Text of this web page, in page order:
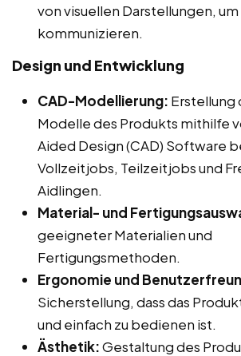
von visuellen Darstellungen,
kommunizieren.
Design und Entwicklung
CAD-Modellierung: Erstellung
Modelle des Produkts mithilfe
Aided Design (CAD) Software
Vollzeitjobs, Teilzeitjobs und
Aidlingen.
Material- und
geeigneter Materialien und
Fertigungsmethoden.
Ergonomie und
Sicherstellung, dass das
und einfach zu bedienen ist.
Ästhetik:Gestaltung des